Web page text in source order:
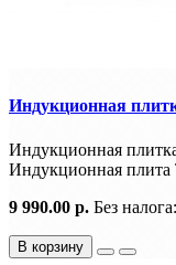
Индукционная
Индукционная
Индукционная
9 990.00 р. Без
В корзину